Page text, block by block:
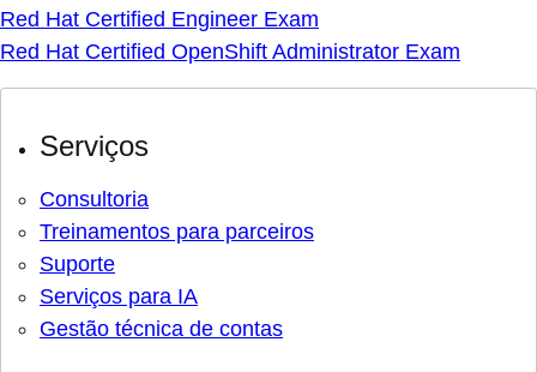
Red Hat Certified Engineer Exam
Red Hat Certified OpenShift Administrator Exam
Serviços
Consultoria
Treinamentos para parceiros
Suporte
Serviços para IA
Gestão técnica de contas